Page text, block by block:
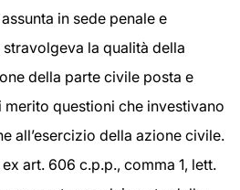
in sede penale e
la qualità della
della parte civile posta e
questioni che investivano
all’esercizio della azione civile.
art. 606 c.p.p., comma 1, lett.